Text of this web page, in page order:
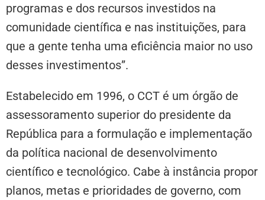
programas e dos recursos investidos na
comunidade científica e nas instituições, para
que a gente tenha uma eficiência maior no uso
desses investimentos”.
Estabelecido em 1996, o CCT é um órgão de
assessoramento superior do presidente da
República para a formulação e implementação
da política nacional de desenvolvimento
científico e tecnológico. Cabe à instância propor
planos, metas e prioridades de governo, com